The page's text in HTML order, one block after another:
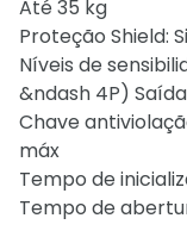
Até 35 kg
Proteção Shield:
Níveis de
&ndash 4P)
Chave
máx
Tempo de
Tempo de